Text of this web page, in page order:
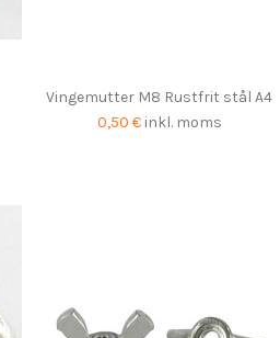
Vingemutter M8 Rustfrit stål A4
0,50 € inkl. moms